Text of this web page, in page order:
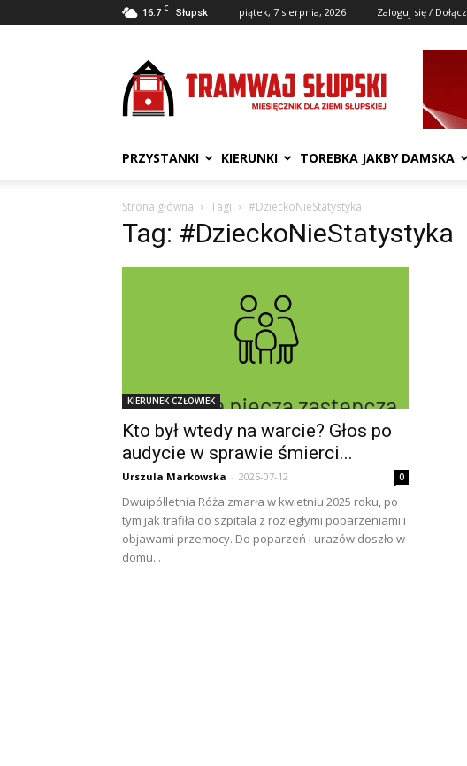
16.7 C Słupsk piątek, 7 sierpnia, 2026 Zaloguj się / Dołącz
Tramwaj
Słupski
PRZYSTANKI KIERUNKI TOREBKA JAKBY DAMSKA
Strona główna Tagi #DzieckoNieStatystyka
Tag: #DzieckoNieStatystyka
KIERUNEK CZŁOWIEK
Kto był wtedy na warcie? Głos po
audycie w sprawie śmierci...
Urszula Markowska - 2025-07-12 0
Dwuipółletnia Róża zmarła w kwietniu 2025 roku, po
tym jak trafiła do szpitala z rozległymi poparzeniami i
objawami przemocy. Do poparzeń i urazów doszło w
domu...